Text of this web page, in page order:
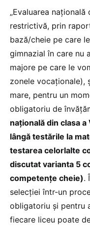
„Evaluarea
restrictivă, prin
bază/cheie pe care
gimnazial în care nu
majore pe care le
zonele vocaționale),
mare, pentru un
obligatoriu de
națională din clasa
lângă testările la
testarea celorlalte
discutat varianta 5
competențe cheie).
selecției într-un
obligatoriu și pentru
fiecare liceu poate